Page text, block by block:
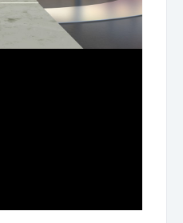
Video